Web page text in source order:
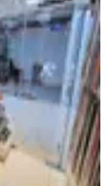
·28.03.2026